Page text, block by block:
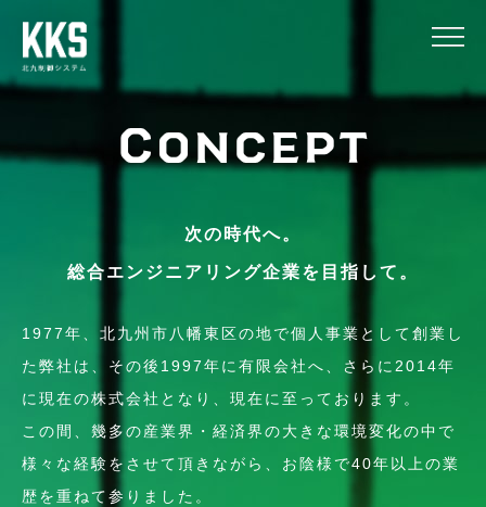
Concept
次の時代へ。
総合エンジニアリング企業を目指して。
1977年、北九州市八幡東区の地で個人事業として創業し
た弊社は、その後1997年に有限会社へ、さらに2014年
に現在の株式会社となり、現在に至っております。
この間、幾多の産業界・経済界の大きな環境変化の中で
様々な経験をさせて頂きながら、お陰様で40年以上の業
歴を重ねて参りました。